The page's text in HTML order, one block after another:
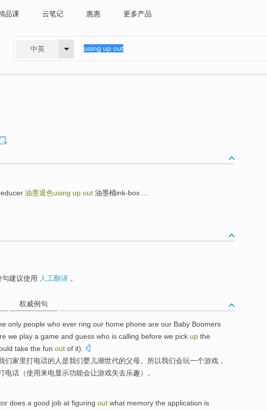
品课 云笔记 惠惠 更多产品
中英
油墨退色using up out 油墨桶ink-box ...
建议使用 人工翻译 。
权威例句
only people who ever ring our home phone are our Baby Boomers
we play a game and guess who is calling before we pick up the
take the fun out of it).
们家里打电话的人是我们婴儿潮世代的父母。所以我们会玩一个游戏，
电话（使用来电显示功能会让游戏失去乐趣）。
does a good job at figuring out what memory the application is